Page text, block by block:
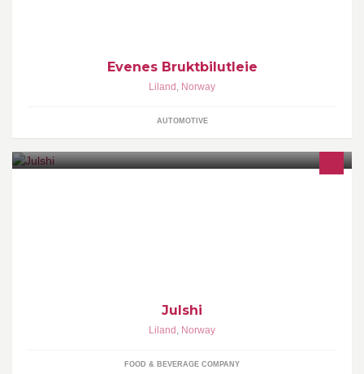
Evenes Bruktbilutleie
Liland , Norway
AUTOMOTIVE
Julshi
Liland , Norway
FOOD & BEVERAGE COMPANY